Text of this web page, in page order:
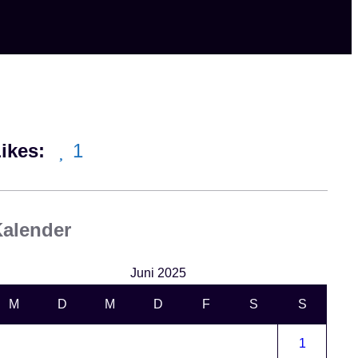
1
Juni 2025
M D M D F S S
1